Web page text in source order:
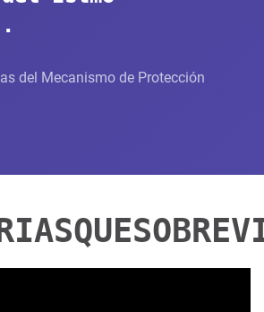
del Mecanismo de Protección